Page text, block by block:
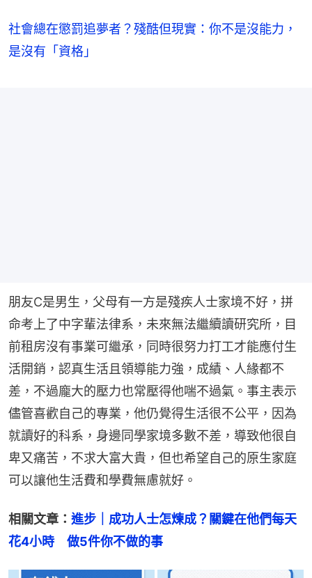
社會總在懲罰追夢者？殘酷但現實：你不是沒能力，
是沒有「資格」
朋友C是男生，父母有一方是殘疾人士家境不好，拼
命考上了中字輩法律系，未來無法繼續讀研究所，目
前租房沒有事業可繼承，同時很努力打工才能應付生
活開銷，認真生活且領導能力強，成績、人緣都不
差，不過龐大的壓力也常壓得他喘不過氣。事主表示
儘管喜歡自己的專業，他仍覺得生活很不公平，因為
就讀好的科系，身邊同學家境多數不差，導致他很自
卑又痛苦，不求大富大貴，但也希望自己的原生家庭
可以讓他生活費和學費無慮就好。
相關文章： 進步｜成功人士怎煉成？關鍵在他們每天
花4小時　做5件你不做的事